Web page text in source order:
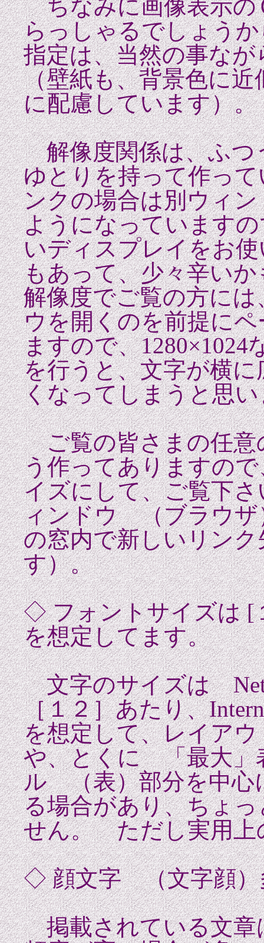
ちなみに画像表示の
らっしゃるでしょう
指定は、当然の事な
（壁紙も、背景色に
に配慮しています）。
解像度関係は、ふつ
ゆとりを持って作っ
ンクの場合は別ウィ
ようになっています
いディスプレイをお
もあって、少々辛い
解像度でご覧の方に
ウを開くのを前提に
ますので、1280×1024
を行うと、文字が横
くなってしまうと思
ご覧の皆さまの任意
う作ってありますの
イズにして、ご覧下
ィンドウ （ブラウザ
の窓内で新しいリン
す）。
◇ フォントサイズは [
を想定してます。
文字のサイズは
［１２］あたり、
を想定して、レイア
や、とくに 「最大」
ル （表）部分を中心
る場合があり、ちょ
せん。 ただし実用上
◇ 顔文字 （文字顔）
掲載されている文章